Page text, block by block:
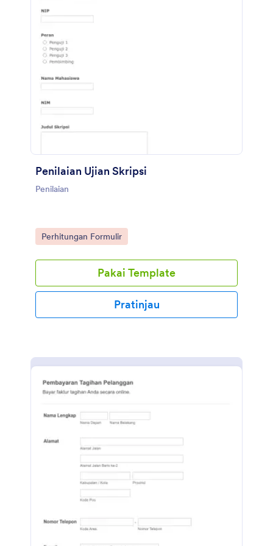
Penilaian Ujian Skripsi
Penilaian
Go to Category:
Perhitungan Formulir
Pakai Template
Pratinjau